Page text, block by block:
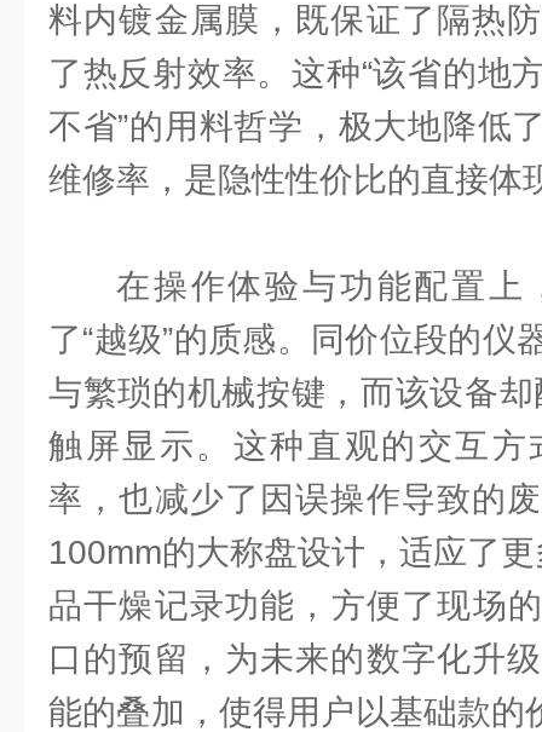
料内镀金属膜，既保证了隔热
了热反射效率。这种“该省的地
不省”的用料哲学，极大地降低
维修率，是隐性性价比的直接体
在操作体验与功能配置上
了“越级”的质感。同价位段的仪
与繁琐的机械按键，而该设备
触屏显示。这种直观的交互方
率，也减少了因误操作导致的
100mm的大称盘设计，适应了
品干燥记录功能，方便了现场
口的预留，为未来的数字化升
能的叠加，使得用户以基础款的